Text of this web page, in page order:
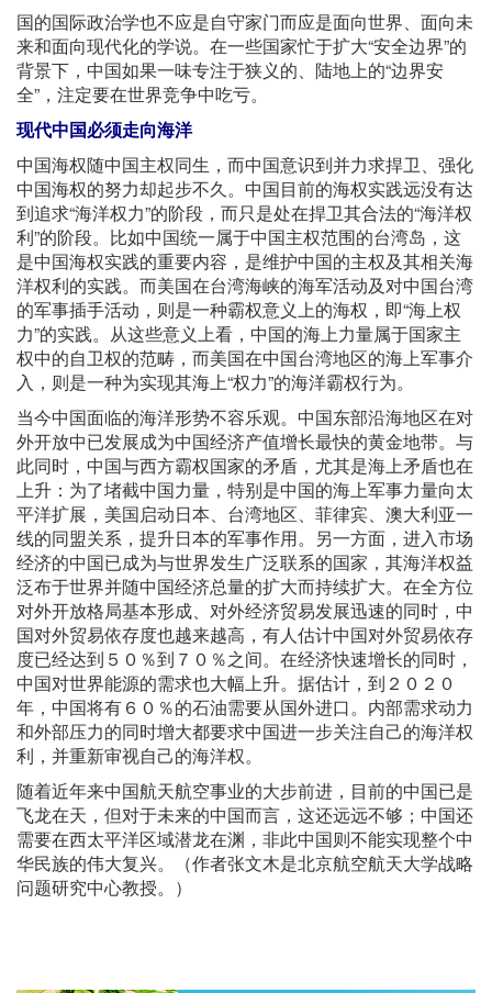
国的国际政治学也不应是自守家门而应是面向世界、面向未
来和面向现代化的学说。在一些国家忙于扩大“安全边界”的
背景下，中国如果一味专注于狭义的、陆地上的“边界安
全”，注定要在世界竞争中吃亏。
现代中国必须走向海洋
中国海权随中国主权同生，而中国意识到并力求捍卫、强化
中国海权的努力却起步不久。中国目前的海权实践远没有达
到追求“海洋权力”的阶段，而只是处在捍卫其合法的“海洋权
利”的阶段。比如中国统一属于中国主权范围的台湾岛，这
是中国海权实践的重要内容，是维护中国的主权及其相关海
洋权利的实践。而美国在台湾海峡的海军活动及对中国台湾
的军事插手活动，则是一种霸权意义上的海权，即“海上权
力”的实践。从这些意义上看，中国的海上力量属于国家主
权中的自卫权的范畴，而美国在中国台湾地区的海上军事介
入，则是一种为实现其海上“权力”的海洋霸权行为。
当今中国面临的海洋形势不容乐观。中国东部沿海地区在对
外开放中已发展成为中国经济产值增长最快的黄金地带。与
此同时，中国与西方霸权国家的矛盾，尤其是海上矛盾也在
上升：为了堵截中国力量，特别是中国的海上军事力量向太
平洋扩展，美国启动日本、台湾地区、菲律宾、澳大利亚一
线的同盟关系，提升日本的军事作用。另一方面，进入市场
经济的中国已成为与世界发生广泛联系的国家，其海洋权益
泛布于世界并随中国经济总量的扩大而持续扩大。在全方位
对外开放格局基本形成、对外经济贸易发展迅速的同时，中
国对外贸易依存度也越来越高，有人估计中国对外贸易依存
度已经达到５０％到７０％之间。在经济快速增长的同时，
中国对世界能源的需求也大幅上升。据估计，到２０２０
年，中国将有６０％的石油需要从国外进口。内部需求动力
和外部压力的同时增大都要求中国进一步关注自己的海洋权
利，并重新审视自己的海洋权。
随着近年来中国航天航空事业的大步前进，目前的中国已是
飞龙在天，但对于未来的中国而言，这还远远不够；中国还
需要在西太平洋区域潜龙在渊，非此中国则不能实现整个中
华民族的伟大复兴。（作者张文木是北京航空航天大学战略
问题研究中心教授。）